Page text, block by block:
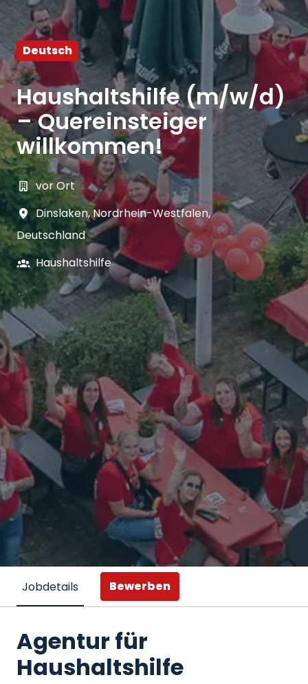
Deutsch
Haushaltshilfe (m/w/d)
– Quereinsteiger
willkommen!
vor Ort
Dinslaken,Nordrhein-Westfalen,
Deutschland
Haushaltshilfe
Jobdetails Bewerben
Agentur für
Haushaltshilfe